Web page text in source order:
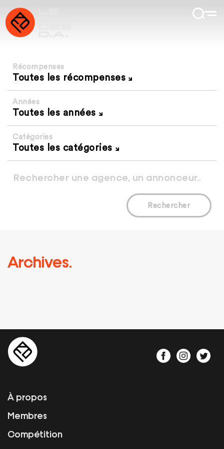
Récompenses
Toutes les récompenses
Années
Toutes les années
Catégories
Toutes les catégories
Rechercher
Archives.
À propos
Membres
Compétition